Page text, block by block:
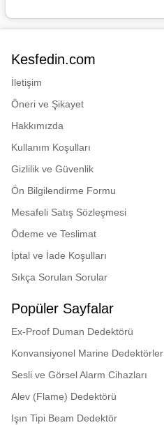
Kesfedin.com
İletişim
Öneri ve Şikayet
Hakkımızda
Kullanım Koşulları
Gizlilik ve Güvenlik
Ön Bilgilendirme Formu
Mesafeli Satış Sözleşmesi
Ödeme ve Teslimat
İptal ve İade Koşulları
Sıkça Sorulan Sorular
Popüler Sayfalar
Ex-Proof Duman Dedektörü
Konvansiyonel Marine Dedektörler
Sesli ve Görsel Alarm Cihazları
Alev (Flame) Dedektörü
Işın Tipi Beam Dedektör